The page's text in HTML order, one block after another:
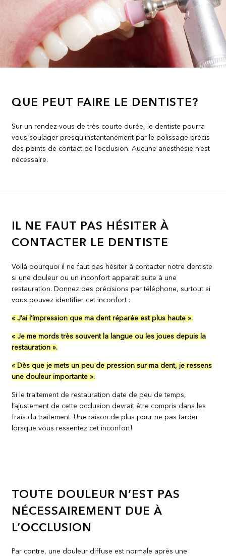
QUE PEUT FAIRE LE DENTISTE?
Sur un rendez-vous de très courte durée, le dentiste pourra
vous soulager presqu’instantanément par le polissage précis
des points de contact de l’occlusion. Aucune anesthésie n’est
nécessaire.
IL NE FAUT PAS HÉSITER À
CONTACTER LE DENTISTE
Voilà pourquoi il ne faut pas hésiter à contacter notre dentiste
si une douleur ou un inconfort apparaît suite à une
restauration. Donnez des précisions par téléphone, surtout si
vous pouvez identifier cet inconfort :
« J’ai l’impression que ma dent réparée est plus haute ».
« Je me mords très souvent la langue ou les joues depuis la
restauration ».
« Dès que je mets un peu de pression sur ma dent, je ressens
une douleur importante ».
Si le traitement de restauration date de peu de temps,
l’ajustement de cette occlusion devrait être compris dans les
frais du traitement. Une raison de plus pour ne pas tarder
lorsque vous ressentez cet inconfort!
TOUTE DOULEUR N’EST PAS
NÉCESSAIREMENT DUE À
L’OCCLUSION
Par contre, une douleur diffuse est normale après une